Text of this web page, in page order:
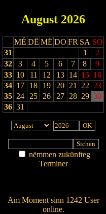
August 2026
MÉ DË MË DO FR SA SO
31
1
2
32
3 4 5 6 7 8
9
33 10 11 12 13 14 15 16
34 17 18 19 20 21 22 23
35 24 25 26 27 28 29 30
36 31
nëmmen zukünfteg
Terminer
Am Moment sinn 1242 User
online.